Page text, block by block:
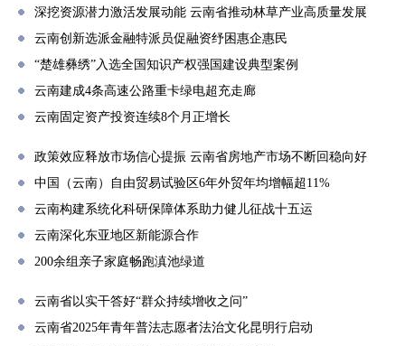
深挖资源潜力激活发展动能 云南省推动林草产业高质量发展
云南创新选派金融特派员促融资纾困惠企惠民
“楚雄彝绣”入选全国知识产权强国建设典型案例
云南建成4条高速公路重卡绿电超充走廊
云南固定资产投资连续8个月正增长
政策效应释放市场信心提振 云南省房地产市场不断回稳向好
中国（云南）自由贸易试验区6年外贸年均增幅超11%
云南构建系统化科研保障体系助力健儿征战十五运
云南深化东亚地区新能源合作
200余组亲子家庭畅跑滇池绿道
云南省以实干答好“群众持续增收之问”
云南省2025年青年普法志愿者法治文化昆明行启动